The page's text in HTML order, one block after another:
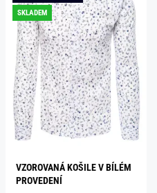
SKLADEM
VZOROVANÁ KOŠILE V BÍLÉM
PROVEDENÍ